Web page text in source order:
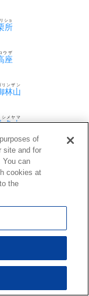
所
ショ
座
ウザ
林山
リンザン
免山
シメヤマ
中道
ナカミチ
湯川
ユカワ
タニ
スイ
of
site and for
You can
cookies at
the